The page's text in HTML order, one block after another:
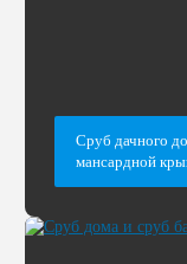
Сруб дачного
мансардной